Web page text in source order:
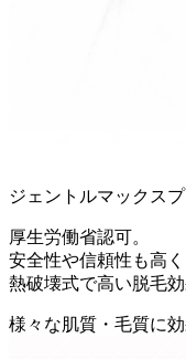
ジェントルマックスプ
厚生労働省認可。
安全性や信頼性も高く
熱破壊式で高い脱毛効
様々 な肌質・毛質に